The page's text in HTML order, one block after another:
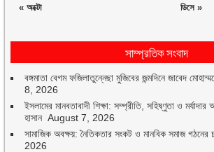
« অক্টো ডিসে »
সাম্প্রতিক সংবাদ
বঙ্গমাতা বেগম ফজিলাতুন্নেছা মুজিবের জন্মদিনে জাবেদ
8, 2026
ইসলামের মানবতাবাদী শিক্ষা: সম্প্রীতি, সহিষ্ণুতা ও মর্যাদার
হাসান August 7, 2026
সামাজিক অবক্ষয়: নৈতিকতার সংকট ও মানবিক সমাজ গঠনের
2026